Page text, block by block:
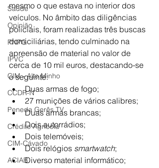
Saúde
Opinião
PNPG
IPVC
CIM - Alto Minho
CCDR-N
Peneda Gerês TV
Crédito Agrícola
CIM-Cávado
ACIAB
mesmo o que estava no interior dos
veículos. No âmbito das diligências
policiais, foram realizadas três buscas
domiciliárias, tendo culminado na
apreensão de material no valor de
cerca de 10 mil euros, destacando-se
o seguinte:
Duas armas de fogo;
27 munições de vários calibres;
Duas armas brancas;
Dois autorrádios;
Dois telemóveis;
Dois relógios smartwatch;
Diverso material informático;